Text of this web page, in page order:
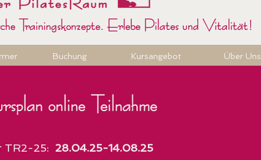
Trainingskonzepte. Erlebe Pilates und Vitalität!
Buchung Kursangebot Über Uns
online Teilnahme
TR2-25: 28.04.25-14.08.25